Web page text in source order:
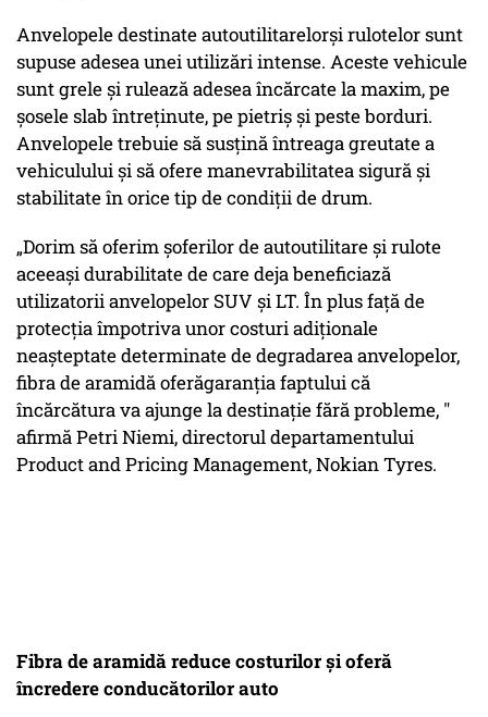
Anvelopele destinate autoutilitarelorși rulotelor sunt
supuse adesea unei utilizări intense. Aceste vehicule
sunt grele și rulează adesea încărcate la maxim, pe
șosele slab întreținute, pe pietriș și peste borduri.
Anvelopele trebuie să susțină întreaga greutate a
vehiculului și să ofere manevrabilitatea sigură și
stabilitate în orice tip de condiții de drum.
„Dorim să oferim șoferilor de autoutilitare și rulote
aceeași durabilitate de care deja beneficiază
utilizatorii anvelopelor SUV și LT. În plus față de
protecția împotriva unor costuri adiționale
neașteptate determinate de degradarea anvelopelor,
fibra de aramidă oferăgaranția faptului că
încărcătura va ajunge la destinație fără probleme, "
afirmă Petri Niemi, directorul departamentului
Product and Pricing Management, Nokian Tyres.
Fibra de aramidă reduce costurilor și oferă
încredere conducătorilor auto